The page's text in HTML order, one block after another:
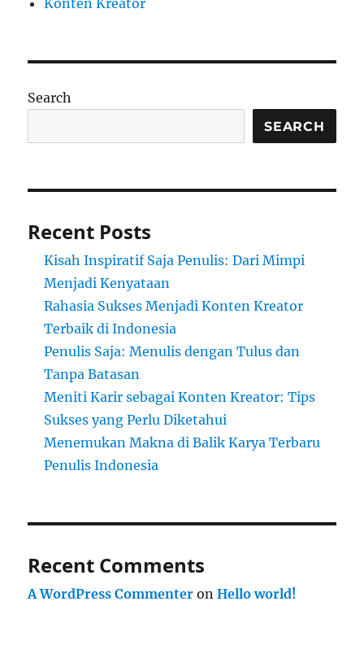
Konten Kreator
Search
SEARCH
Recent Posts
Kisah Inspiratif Saja Penulis: Dari Mimpi
Menjadi Kenyataan
Rahasia Sukses Menjadi Konten Kreator
Terbaik di Indonesia
Penulis Saja: Menulis dengan Tulus dan
Tanpa Batasan
Meniti Karir sebagai Konten Kreator: Tips
Sukses yang Perlu Diketahui
Menemukan Makna di Balik Karya Terbaru
Penulis Indonesia
Recent Comments
A WordPress Commenter onHello world!